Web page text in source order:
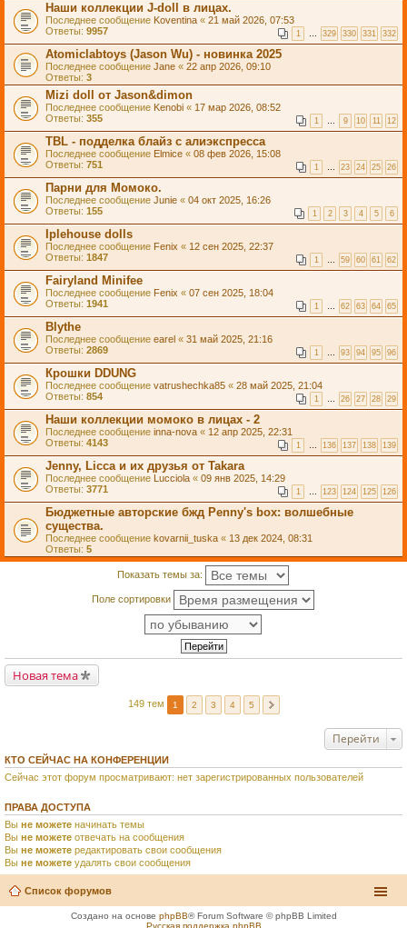
Наши коллекции J-doll в лицах.
Последнее сообщение Koventina « 21 май 2026, 07:53
Ответы: 9957 1 … 329 330 331 332
Atomiclabtoys (Jason Wu) - новинка 2025
Последнее сообщение Jane « 22 апр 2026, 09:10
Ответы: 3
Mizi doll от Jason&dimon
Последнее сообщение Kenobi « 17 мар 2026, 08:52
Ответы: 355 1 … 9 10 11 12
TBL - подделка блайз с алиэкспресса
Последнее сообщение Elmice « 08 фев 2026, 15:08
Ответы: 751 1 … 23 24 25 26
Парни для Момоко.
Последнее сообщение Junie « 04 окт 2025, 16:26
Ответы: 155 1 2 3 4 5 6
Iplehouse dolls
Последнее сообщение Fenix « 12 сен 2025, 22:37
Ответы: 1847 1 … 59 60 61 62
Fairyland Minifee
Последнее сообщение Fenix « 07 сен 2025, 18:04
Ответы: 1941 1 … 62 63 64 65
Blythe
Последнее сообщение earel « 31 май 2025, 21:16
Ответы: 2869 1 … 93 94 95 96
Крошки DDUNG
Последнее сообщение vatrushechka85 « 28 май 2025, 21:04
Ответы: 854 1 … 26 27 28 29
Наши коллекции момоко в лицах - 2
Последнее сообщение inna-nova « 12 апр 2025, 22:31
Ответы: 4143 1 … 136 137 138 139
Jenny, Licca и их друзья от Takara
Последнее сообщение Lucciola « 09 янв 2025, 14:29
Ответы: 3771 1 … 123 124 125 126
Бюджетные авторские бжд Penny's box: волшебные
существа.
Последнее сообщение kovarnii_tuska « 13 дек 2024, 08:31
Ответы: 5
Показать темы за:
Поле сортировки
Новая тема
149 тем 1 2 3 4 5
Перейти
КТО СЕЙЧАС НА КОНФЕРЕНЦИИ
Сейчас этот форум просматривают: нет зарегистрированных пользователей
ПРАВА ДОСТУПА
Вы не можете начинать темы
Вы не можете отвечать на сообщения
Вы не можете редактировать свои сообщения
Вы не можете удалять свои сообщения
Список форумов
Создано на основе phpBB® Forum Software © phpBB Limited
Русская поддержка phpBB